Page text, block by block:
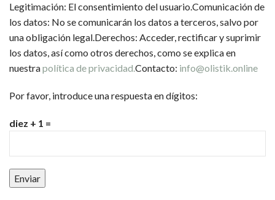
Legitimación: El consentimiento del usuario.Comunicación de
los datos: No se comunicarán los datos a terceros, salvo por
una obligación legal.Derechos: Acceder, rectificar y suprimir
los datos, así como otros derechos, como se explica en
nuestrapolítica de privacidad.Contacto: info@olistik.online
Por favor, introduce una respuesta en dígitos:
diez + 1 =